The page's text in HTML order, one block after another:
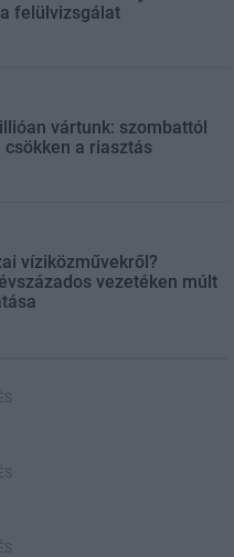
felülvizsgálat
vártunk: szombattól
a riasztás
víziközművekről?
vezetéken múlt